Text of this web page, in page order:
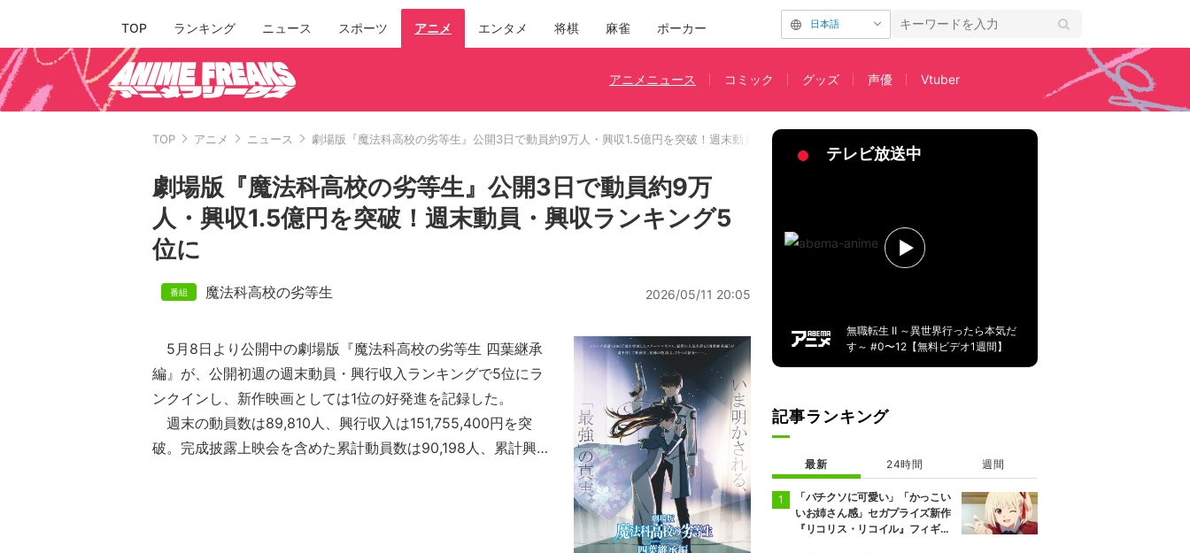
TOP ランキング ニュース スポーツ アニメ エンタメ 将棋 麻雀 ポーカー 日本語
アニメニュース コミック グッズ 声優 Vtuber
TOP アニメ ニュース 劇場版『魔法科高校の劣等生』公開3日で動員約9万人・興収1.5億円を突破！週末動員・興収ランキング5位に
劇場版『魔法科高校の劣等生』公開3日で動員約9万
人・興収1.5億円を突破！週末動員・興収ランキング5
位に
魔法科高校の劣等生 2026/05/11 20:05
5月8日より公開中の劇場版『魔法科高校の劣等生 四葉継承
編』が、公開初週の週末動員・興行収入ランキングで5位にラ
ンクインし、新作映画としては1位の好発進を記録した。
週末の動員数は89,810人、興行収入は151,755,400円を突
破。完成披露上映会を含めた累計動員数は90,198人、累計興行
テレビ放送中
無職転生 Ⅱ ～異世界行ったら本気だ
す～ #0〜12【無料ビデオ1週間】
記事ランキング
最新 24時間 週間
「バチクソに可愛い」「かっこい
いお姉さん感」セガプライズ新作
『リコリス・リコイル』フィギュ